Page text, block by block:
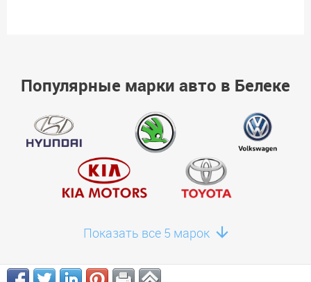
Популярные марки авто в Белеке
Показать все 5 марок